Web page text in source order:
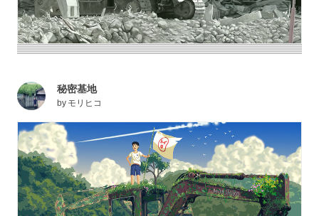
秘密基地
by モリヒコ